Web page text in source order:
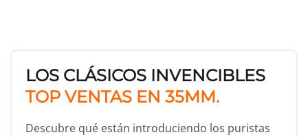
LOS CLÁSICOS INVENCIBLES
TOP VENTAS EN 35MM.
Descubre qué están introduciendo los puristas